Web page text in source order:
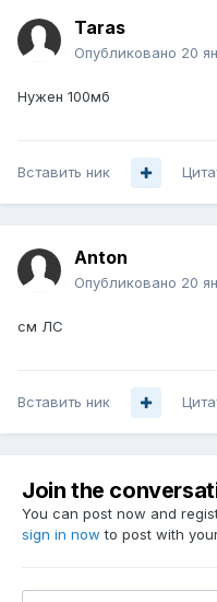
Taras
Опубликовано 20
Нужен 100мб
Вставить ник
Anton
Опубликовано 20
см ЛС
Вставить ник
Join the
You can post now and
sign in now to post with